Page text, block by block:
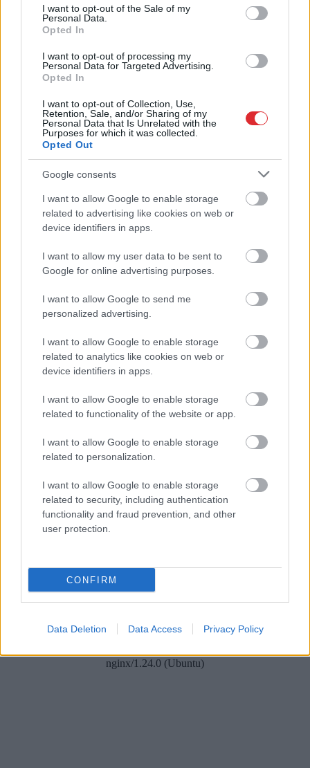
consent section.
I want to opt-out of the Sale of my
Personal Data.
Opted In
I want to opt-out of processing my
Personal Data for Targeted Advertising.
Opted In
I want to opt-out of Collection, Use,
Retention, Sale, and/or Sharing of my
Personal Data that Is Unrelated with the
Purposes for which it was collected.
Opted Out
Google consents
I want to allow Google to enable storage
related to advertising like cookies on web or
device identifiers in apps.
I want to allow my user data to be sent to
Google for online advertising purposes.
I want to allow Google to send me
personalized advertising.
I want to allow Google to enable storage
related to analytics like cookies on web or
device identifiers in apps.
I want to allow Google to enable storage
related to functionality of the website or app.
I want to allow Google to enable storage
related to personalization.
I want to allow Google to enable storage
related to security, including authentication
functionality and fraud prevention, and other
user protection.
CONFIRM
Data Deletion Data Access Privacy Policy
Cik tālu deputāts var
aizbraukt par valsts
naudu? Sabiedrība sāk
rēķināt un atklājas
vareni cipari
“Nu šī ir cilvēku
krāpšana!” Depozīta
varu iedots maksas
trauks – pasākumu
“Tikai bagātie izmanto
sabiedrisko transportu?”
Ģimene gribēja pavizināties
ar vilcienu, bet biļešu cena
lika pārdomāt
Renovācijas laikā
sācies peļu iebrukums:
vienā dzīvoklī notverts
ap 40 grauzēju
attēlā? Tikai retais šajā
Atcelt Ziņot